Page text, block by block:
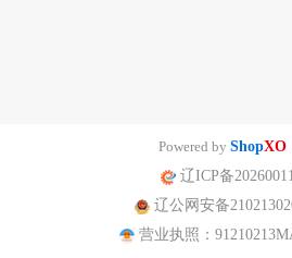
Powered by ShopXO
辽ICP备
辽公网安备
营业执照：